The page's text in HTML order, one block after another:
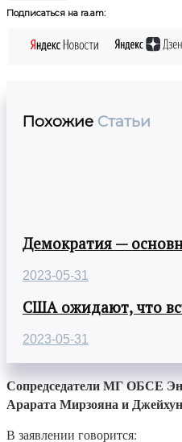
Подписаться на ra.am:
Похожие Статьи
Демократия —
2023-05-31
США ожидают, что
2023-05-31
Сопредседатели МГ ОБСЕ
Арарата Мирзояна и
В заявлении говорится: